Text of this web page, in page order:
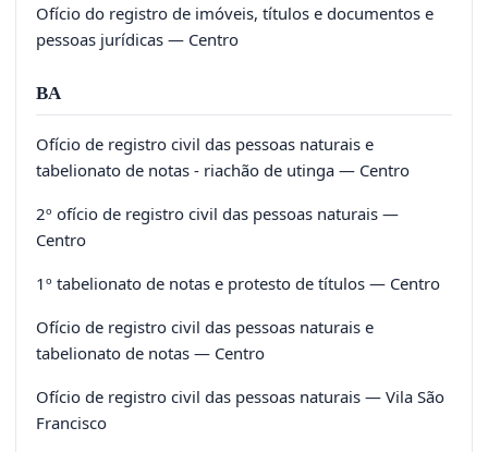
Ofício do registro de imóveis, títulos e documentos e
pessoas jurídicas — Centro
BA
Ofício de registro civil das pessoas naturais e
tabelionato de notas - riachão de utinga — Centro
2º ofício de registro civil das pessoas naturais —
Centro
1º tabelionato de notas e protesto de títulos — Centro
Ofício de registro civil das pessoas naturais e
tabelionato de notas — Centro
Ofício de registro civil das pessoas naturais — Vila São
Francisco